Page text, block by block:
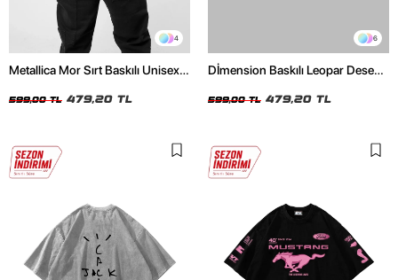
4
Metallica Mor Sırt Baskılı Unisex
599,00 TL 479,20 TL
6
Dİmension Baskılı Leopar Desenli
Tshirt
599,00 TL 479,20 TL